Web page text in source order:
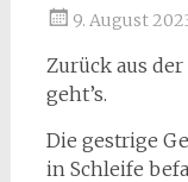
9. August
Zurück aus
geht’s.
Die gestrige
in Schleife